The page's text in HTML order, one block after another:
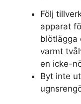
Följ
apparat
blötlägga
varmt
en icke-
Byt inte